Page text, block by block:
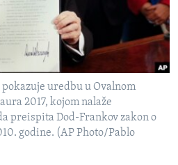
uredbu u Ovalnom
2017, kojom nalaže
preispita Dod-Frankov zakon o
godine. (AP Photo/Pablo